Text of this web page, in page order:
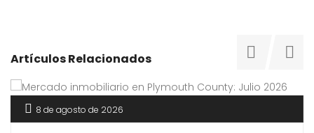
Artículos Relacionados
8 de agosto de 2026